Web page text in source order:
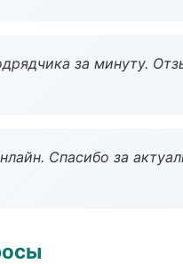
за минуту.
Спасибо за